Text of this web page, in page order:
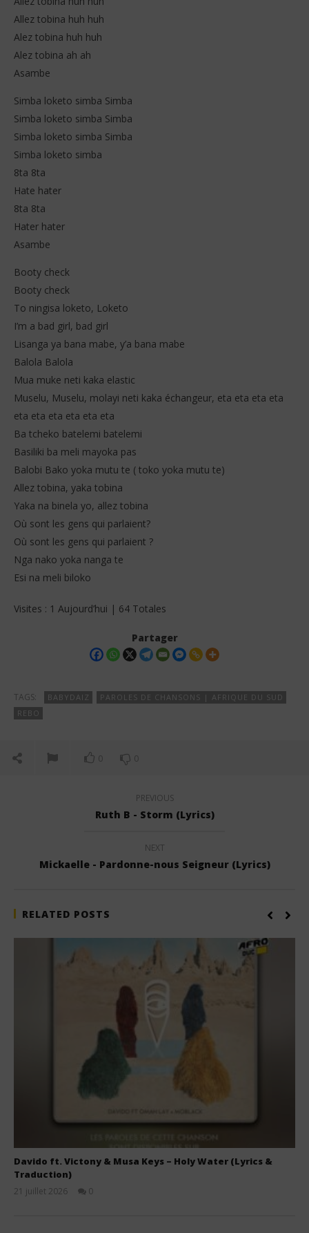
Allez tobina huh huh
Alez tobina huh huh
Alez tobina ah ah
Asambe
Simba loketo simba Simba
Simba loketo simba Simba
Simba loketo simba Simba
Simba loketo simba
8ta 8ta
Hate hater
8ta 8ta
Hater hater
Asambe
Booty check
Booty check
To ningisa loketo, Loketo
I’m a bad girl, bad girl
Lisanga ya bana mabe, y’a bana mabe
Balola Balola
Mua muke neti kaka elastic
Muselu, Muselu, molayi neti kaka échangeur, eta eta eta eta
eta eta eta eta eta eta
Ba tcheko batelemi batelemi
Basiliki ba meli mayoka pas
Balobi Bako yoka mutu te ( toko yoka mutu te)
Allez tobina, yaka tobina
Yaka na binela yo, allez tobina
Où sont les gens qui parlaient?
Où sont les gens qui parlaient ?
Nga nako yoka nanga te
Esi na meli biloko
Visites : 1 Aujourd’hui | 64 Totales
Partager
TAGS: BABYDAIZ
PAROLES DE CHANSONS | AFRIQUE DU SUD
REBO
0 0
PREVIOUS
Ruth B - Storm (Lyrics)
NEXT
Mickaelle - Pardonne-nous Seigneur (Lyrics)
RELATED POSTS
Davido ft. Victony & Musa Keys – Holy Water (Lyrics &
Traduction)
21 juillet 2026
0